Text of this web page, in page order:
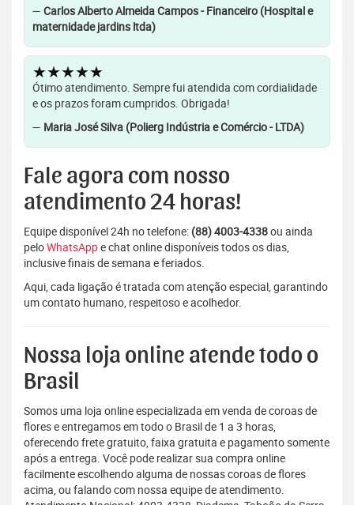
— Carlos Alberto Almeida Campos - Financeiro (Hospital e
maternidade jardins ltda)
★★★★★
Ótimo atendimento. Sempre fui atendida com cordialidade
e os prazos foram cumpridos. Obrigada!
— Maria José Silva (Polierg Indústria e Comércio - LTDA)
Fale agora com nosso
atendimento 24 horas!
Equipe disponível 24h no telefone: (88) 4003-4338ou ainda
peloWhatsAppe chat online disponíveis todos os dias,
inclusive finais de semana e feriados.
Aqui, cada ligação é tratada com atenção especial, garantindo
um contato humano, respeitoso e acolhedor.
Nossa loja online atende todo o
Brasil
Somos uma loja online especializada em venda de coroas de
flores e entregamos em todo o Brasil de 1 a 3 horas,
oferecendo frete gratuito, faixa gratuita e pagamento somente
após a entrega. Você pode realizar sua compra online
facilmente escolhendo alguma de nossas coroas de flores
acima, ou falando com nossa equipe de atendimento.